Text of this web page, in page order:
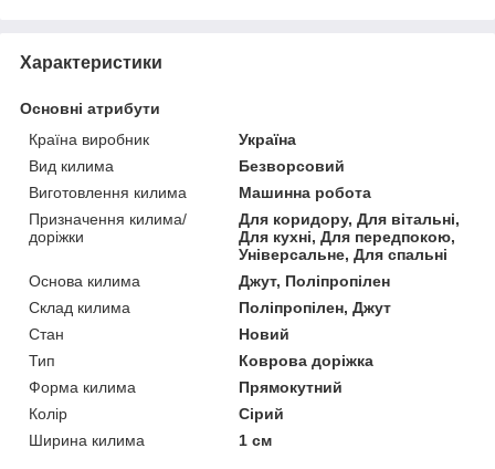
Характеристики
Основні атрибути
Країна виробник
Україна
Вид килима
Безворсовий
Виготовлення килима
Машинна робота
Призначення килима/
доріжки
Для коридору, Для вітальні,
Для кухні, Для передпокою,
Універсальне, Для спальні
Основа килима
Джут, Поліпропілен
Склад килима
Поліпропілен, Джут
Стан
Новий
Тип
Коврова доріжка
Форма килима
Прямокутний
Колір
Сірий
Ширина килима
1 см